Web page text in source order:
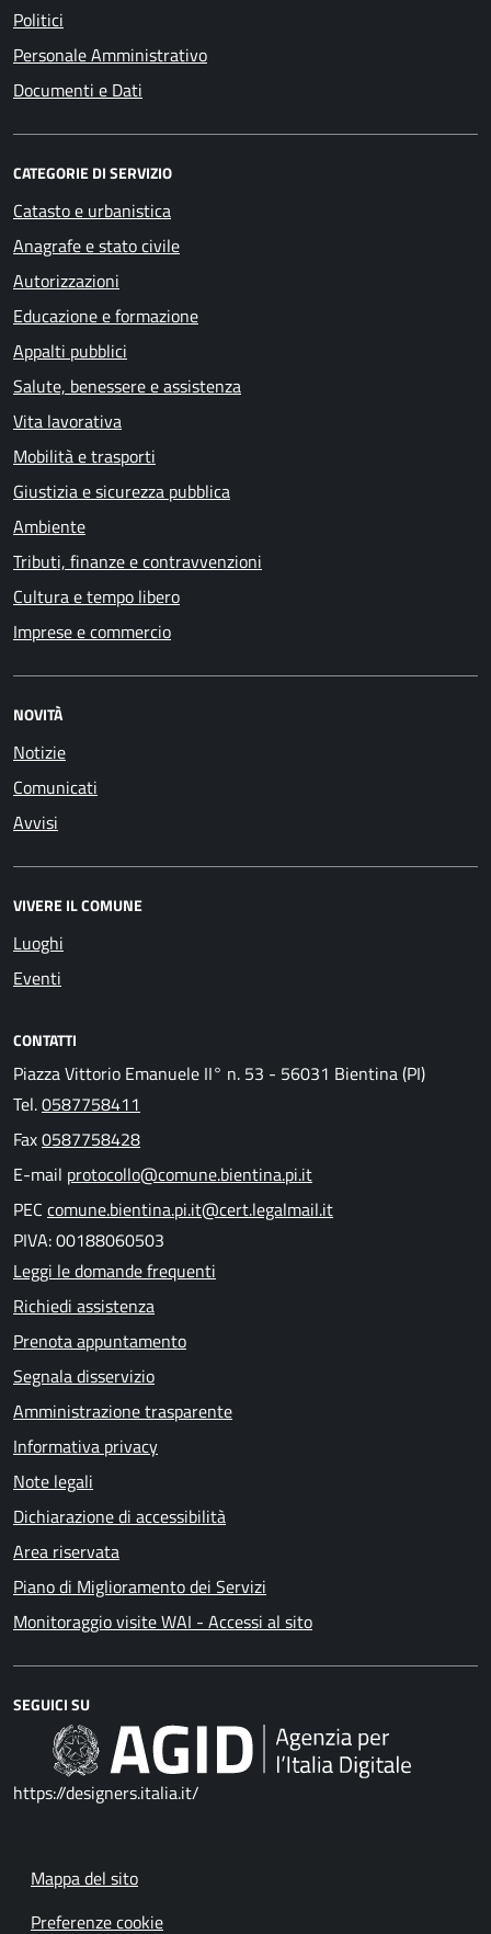
Politici
Personale Amministrativo
Documenti e Dati
CATEGORIE DI SERVIZIO
Catasto e urbanistica
Anagrafe e stato civile
Autorizzazioni
Educazione e formazione
Appalti pubblici
Salute, benessere e assistenza
Vita lavorativa
Mobilità e trasporti
Giustizia e sicurezza pubblica
Ambiente
Tributi, finanze e contravvenzioni
Cultura e tempo libero
Imprese e commercio
NOVITÀ
Notizie
Comunicati
Avvisi
VIVERE IL COMUNE
Luoghi
Eventi
CONTATTI
Piazza Vittorio Emanuele II° n. 53 - 56031 Bientina (PI)
Tel.0587758411
Fax0587758428
E-mail protocollo@comune.bientina.pi.it
PEC comune.bientina.pi.it@cert.legalmail.it
PIVA: 00188060503
Leggi le domande frequenti
Richiedi assistenza
Prenota appuntamento
Segnala disservizio
Amministrazione trasparente
Informativa privacy
Note legali
Dichiarazione di accessibilità
Area riservata
Piano di Miglioramento dei Servizi
Monitoraggio visite WAI - Accessi al sito
SEGUICI SU
https://designers.italia.it/
Mappa del sito
Preferenze cookie